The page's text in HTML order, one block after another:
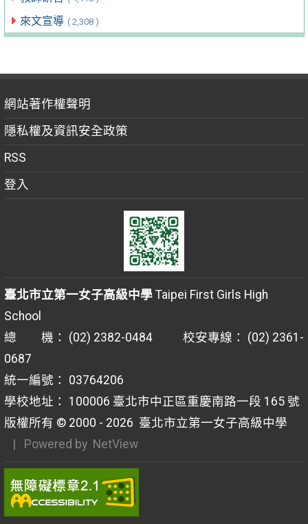
來文宣導 ( 2,308 )
網站著作權聲明
隱私權及資訊安全政策
RSS
登入
臺北市立第一女子高級中學Taipei First Girls High
School
總 機： (02) 2382-0484 校安專線： (02) 2361-
0687
統一編號： 03764206
學校地址： 100006 臺北市中正區重慶南路一段 165 號
版權所有 © 2000 - 2026 臺北市立第一女子高級中學
| Powered by NetView